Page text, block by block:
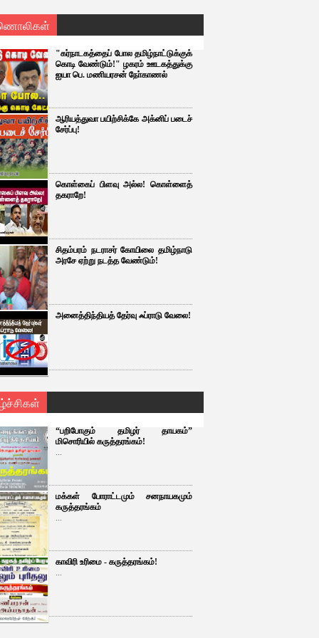
"கர்நாடகத்தைப் போல தமிழ்நாட்டுக்குக்
கொடி வேண்டும்!" ழகரம் ஊடகத்துக்கு
ஐயா பெ. மணியரசன் நோ்காணல்
ஆரியத்துவா பயிற்சிக்கே அக்னிப் படைச்
சேர்ப்பு!
கொள்கைப் பிளவு அல்ல! கொள்ளைத்
தகராறே!
சிதம்பரம் நடராசர் கோயிலை தமிழ்நாடு
அரசே ஏற்று நடத்த வேண்டும்!
அனைத்திந்தியத் தேர்வு ஃப்ராடு வேலை!
“பறிபோகும் தமிழர் தாயகம்”
மிசொரியில் கருத்தரங்கம்!
...
மக்கள் போராட்டமும் சனநாயகமும்
கருத்தரங்கம்
...
காவிரி உரிமை - கருத்தரங்கம்!
...